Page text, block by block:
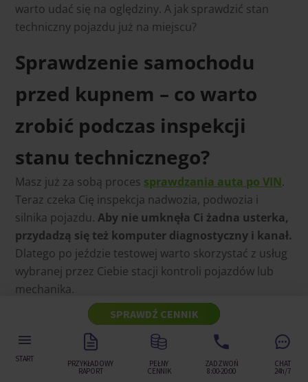
tutaj
warto udać się na oględziny. A jak sprawdzić stan
techniczny pojazdu już na miejscu?
Sprawdzenie samochodu
przed kupnem – co warto
zrobić podczas inspekcji
stanu technicznego?
Masz już za sobą proces sprawdzania auta po VIN.
Teraz czeka Cię inspekcja nadwozia, podwozia i
silnika pojazdu.Aby nie umknęła Ci żadna usterka,
przydadzą się też komputer diagnostyczny i kanał.
Dlatego po jeździe testowej warto skorzystać z usług
wybranej przez Ciebie stacji kontroli pojazdów lub
mechanika.
Weryfikacja technicznego stanu
pojazdu przed kupnem
W trakcie sprawdzenia auta przed kupnem
SPRAWDŹ CENNIK
START PRZYKŁADOWY
RAPORT
PEŁNY
CENNIK
ZADZWOŃ
8:00-20:00
CHAT
24h/7